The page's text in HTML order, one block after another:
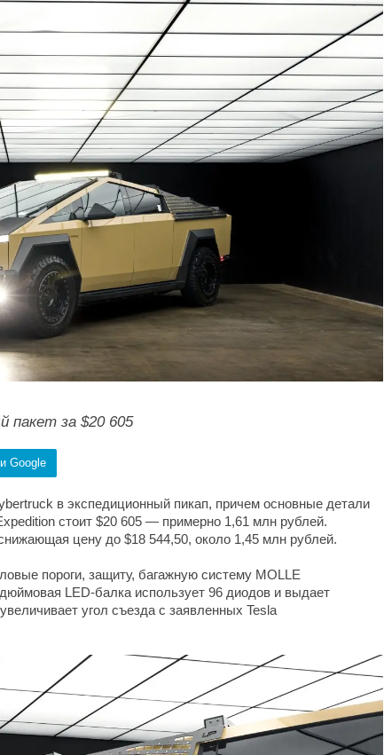
пакет за $20 605
Google
в экспедиционный пикап, причем основные детали
стоит $20 605 — примерно 1,61 млн рублей.
цену до $18 544,50, около 1,45 млн рублей.
пороги, защиту, багажную систему MOLLE
LED-балка использует 96 диодов и выдает
угол съезда с заявленных Tesla